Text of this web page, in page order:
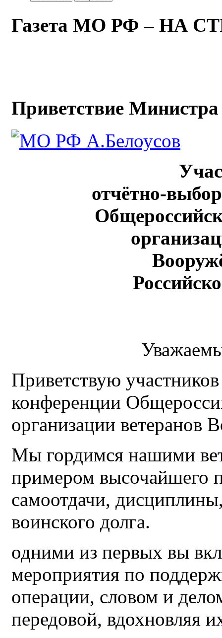
Газета МО РФ – НА
Приветствие
отчётно-
Приветствую
конференции
организации ветеранов
Мы гордимся нашими
примером высочайшего
самоотдачи,
воинского долга.
одними из первых вы
мероприятия по
операции, словом и
передовой, вдохновляя